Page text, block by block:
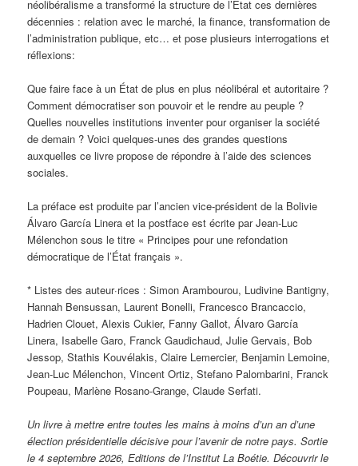
néolibéralisme a transformé la structure de l’État ces dernières
décennies : relation avec le marché, la finance, transformation de
l’administration publique, etc… et pose plusieurs interrogations et
réflexions:
Que faire face à un État de plus en plus néolibéral et autoritaire ?
Comment démocratiser son pouvoir et le rendre au peuple ?
Quelles nouvelles institutions inventer pour organiser la société
de demain ? Voici quelques-unes des grandes questions
auxquelles ce livre propose de répondre à l’aide des sciences
sociales.
La préface est produite par l’ancien vice-président de la Bolivie
Álvaro García Linera et la postface est écrite par Jean-Luc
Mélenchon sous le titre « Principes pour une refondation
démocratique de l’État français ».
* Listes des auteur·rices : Simon Arambourou, Ludivine Bantigny,
Hannah Bensussan, Laurent Bonelli, Francesco Brancaccio,
Hadrien Clouet, Alexis Cukier, Fanny Gallot, Álvaro García
Linera, Isabelle Garo, Franck Gaudichaud, Julie Gervais, Bob
Jessop, Stathis Kouvélakis, Claire Lemercier, Benjamin Lemoine,
Jean-Luc Mélenchon, Vincent Ortiz, Stefano Palombarini, Franck
Poupeau, Marlène Rosano-Grange, Claude Serfati.
Un livre à mettre entre toutes les mains à moins d’un an d’une
élection présidentielle décisive pour l’avenir de notre pays. Sortie
le 4 septembre 2026, Editions de l’Institut La Boétie. Découvrir le